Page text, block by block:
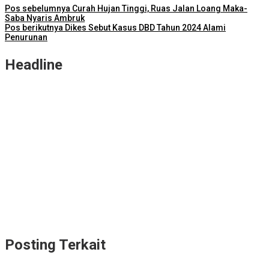
Pos sebelumnya Curah Hujan Tinggi, Ruas Jalan Loang Maka-
Saba Nyaris Ambruk
Pos berikutnya Dikes Sebut Kasus DBD Tahun 2024 Alami
Penurunan
Headline
Posting Terkait